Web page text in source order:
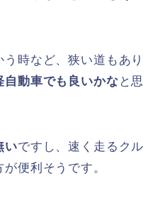
時など、狭い道もあり
自動車でも良いかな と思
いですし、速く走るクル
便利そうです。